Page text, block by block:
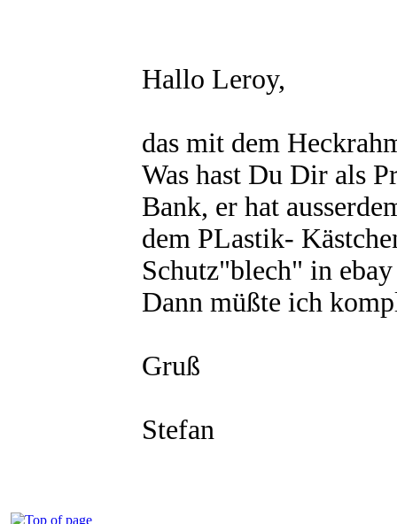
Hallo Leroy,
das mit dem
Was hast Du Dir als
Bank, er hat
dem PLastik-
Schutz"blech" in
Dann müßte ich
Gruß
Stefan